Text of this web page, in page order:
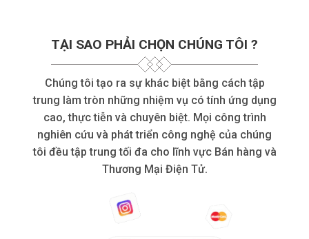
TẠI SAO PHẢI CHỌN CHÚNG TÔI ?
Chúng tôi tạo ra sự khác biệt bằng cách tập
trung làm tròn những nhiệm vụ có tính ứng dụng
cao, thực tiễn và chuyên biệt. Mọi công trình
nghiên cứu và phát triển công nghệ của chúng
tôi đều tập trung tối đa cho lĩnh vực Bán hàng và
Thương Mại Điện Tử.